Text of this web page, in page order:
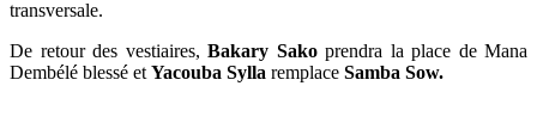
transversale.
De retour des vestiaires, Bakary Sakoprendra la place de Mana
Dembélé blessé et Yacouba Sylla remplace Samba Sow.